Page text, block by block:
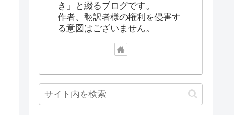
き」と綴るブログです。
作者、翻訳者様の権利を侵害す
る意図はございません。